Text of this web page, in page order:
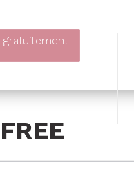
gratuitement